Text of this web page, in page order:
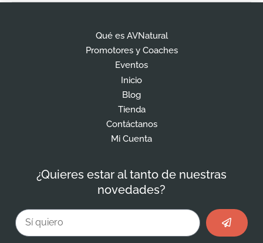
Qué es AVNatural
Promotores y Coaches
Eventos
Inicio
Blog
Tienda
Contáctanos
Mi Cuenta
¿Quieres estar al tanto de nuestras
novedades?
Email Enviar